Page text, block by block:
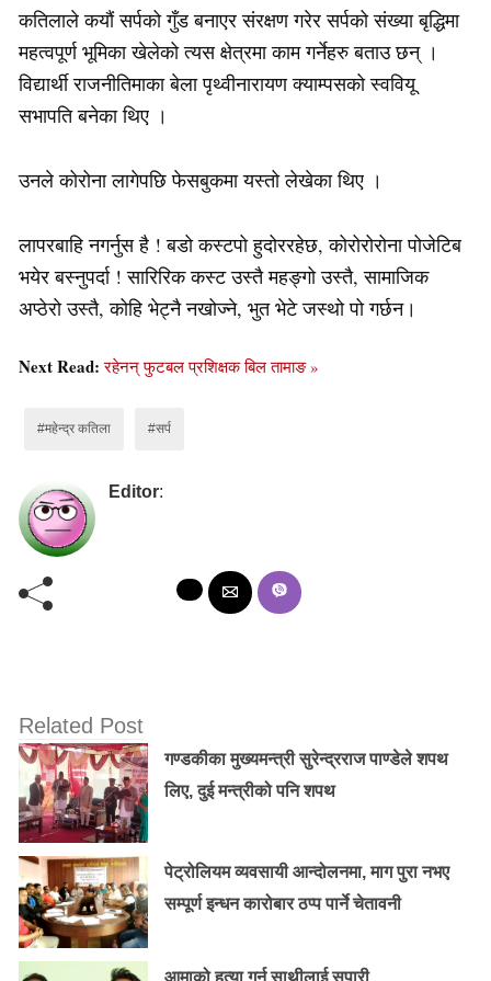
कतिलाले कयौं सर्पको गुँड बनाएर संरक्षण गरेर सर्पको संख्या बृद्धिमा
महत्वपूर्ण भूमिका खेलेको त्यस क्षेत्रमा काम गर्नेहरु बताउ छन् ।
विद्यार्थी राजनीतिमाका बेला पृथ्वीनारायण क्याम्पसको स्ववियू
सभापति बनेका थिए ।
उनले कोरोना लागेपछि फेसबुकमा यस्तो लेखेका थिए ।
लापरबाहि नगर्नुस है ! बडो कस्टपो हुदोररहेछ, कोरोरोरोना पोजेटिब
भयेर बस्नुपर्दा ! सारिरिक कस्ट उस्तै महङ्गो उस्तै, सामाजिक
अप्ठेरो उस्तै, कोहि भेट्नै नखोज्ने, भुत भेटे जस्थो पो गर्छन।
Next Read:रहेनन् फुटबल प्रशिक्षक बिल तामाङ »
#महेन्द्र कतिला #सर्प
Editor:
Related Post
गण्डकीका मुख्यमन्त्री सुरेन्द्रराज पाण्डेले शपथ
लिए, दुई मन्त्रीको पनि शपथ
पेट्रोलियम व्यवसायी आन्दोलनमा, माग पुरा नभए
सम्पूर्ण इन्धन कारोबार ठप्प पार्ने चेतावनी
आमाको हत्या गर्न साथीलाई सुपारी